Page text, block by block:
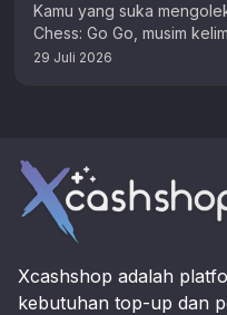
Kamu yang suka
Chess: Go Go, musim
tepat untuk berburu …
29 Juli 2026
Xcashshop adalah
kebutuhan top-up dan